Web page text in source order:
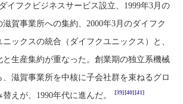
イフクビジネスサービス設立、1999年3月の
賀事業所への集約、2000年3月のダイフク
ックスの統合（ダイフクユニックス）と、
と生産集約が重なった。創業期の独立系機械
、滋賀事業所を中核に子会社群を束ねるグロ
えが、1990年代に進んだ。
[39][40][41]